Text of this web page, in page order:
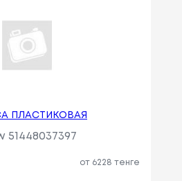
ПЛАСТИКОВАЯ
51448037397
от 6228 тенге